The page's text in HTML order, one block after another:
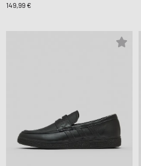
149,99 €